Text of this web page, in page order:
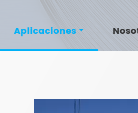
Aplicaciones